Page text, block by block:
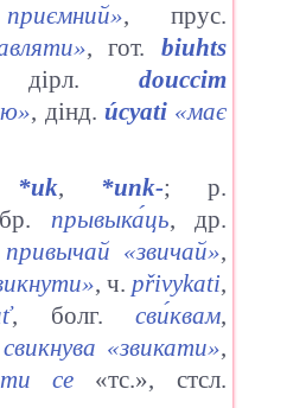
, прус.
, гот. biuhts
douccim
, дінд. úcyati «має
*uk, *unk-; р.
прывыка́ць, др.
привычай «звичай»,
, ч. přivykati,
, болг. сви́квам,
свикнува «звикати»,
се «тс.», стсл.